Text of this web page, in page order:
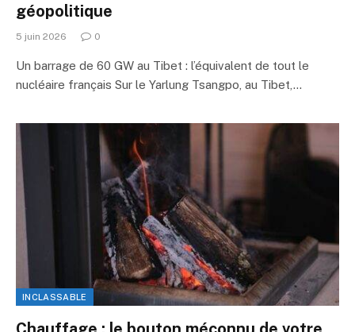
géopolitique
5 juin 2026 0
Un barrage de 60 GW au Tibet : l’équivalent de tout le
nucléaire français Sur le Yarlung Tsangpo, au Tibet,…
INCLASSABLE